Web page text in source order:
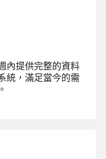
內提供完整的資料
統，滿足當今的需